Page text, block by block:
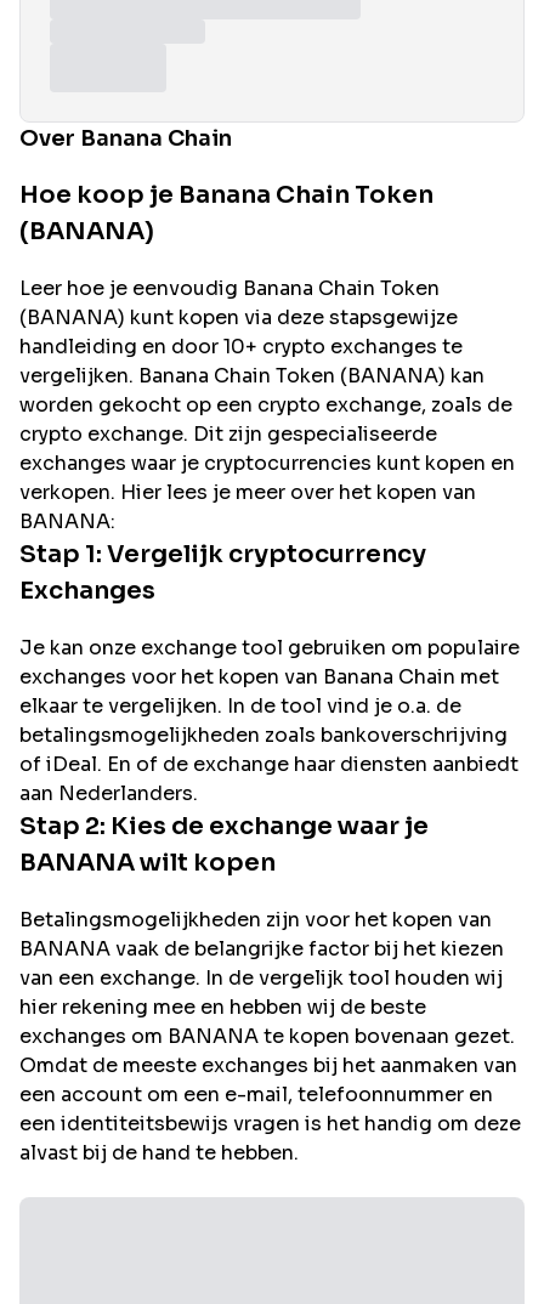
Over Banana Chain
Hoe koop je Banana Chain Token
(BANANA)
Leer hoe je eenvoudig Banana Chain Token
(BANANA) kunt kopen via deze stapsgewijze
handleiding en door 10+ crypto exchanges te
vergelijken. Banana Chain Token (BANANA) kan
worden gekocht op een crypto exchange, zoals de
crypto exchange. Dit zijn gespecialiseerde
exchanges waar je cryptocurrencies kunt kopen en
verkopen. Hier lees je meer over het kopen van
BANANA:
Stap 1: Vergelijk cryptocurrency
Exchanges
Je kan onze exchange tool gebruiken om populaire
exchanges voor het kopen van Banana Chain met
elkaar te vergelijken. In de tool vind je o.a. de
betalingsmogelijkheden zoals bankoverschrijving
of iDeal. En of de exchange haar diensten aanbiedt
aan Nederlanders.
Stap 2: Kies de exchange waar je
BANANAwilt kopen
Betalingsmogelijkheden zijn voor het kopen van
BANANAvaak de belangrijke factor bij het kiezen
van een exchange. In de vergelijk tool houden wij
hier rekening mee en hebben wij de beste
exchanges om BANANAte kopen bovenaan gezet.
Omdat de meeste exchanges bij het aanmaken van
een account om een e-mail, telefoonnummer en
een identiteitsbewijs vragen is het handig om deze
alvast bij de hand te hebben.